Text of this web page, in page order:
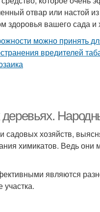
отвар или настой
здоровья вашего сада
деревьях.
садовых хозяйств,
химикатов. Ведь они
являются